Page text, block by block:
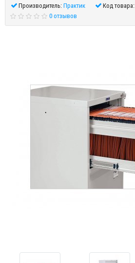
Производитель:Практик Код товара:
0 отзывов